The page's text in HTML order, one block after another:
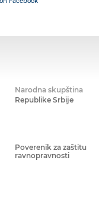
Narodna skupština
Republike Srbije
Poverenik za zaštitu
ravnopravnosti